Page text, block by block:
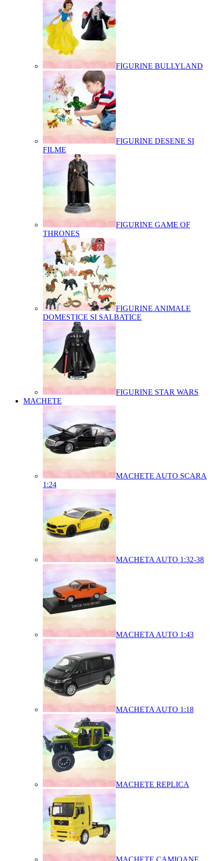
FIGURINE BULLYLAND
FIGURINE DESENE SI
FILME
FIGURINE GAME OF
THRONES
FIGURINE ANIMALE
DOMESTICE SI SALBATICE
FIGURINE STAR WARS
MACHETE
MACHETE AUTO SCARA
1:24
MACHETA AUTO 1:32-38
MACHETA AUTO 1:43
MACHETA AUTO 1:18
MACHETE REPLICA
MACHETE CAMIOANE